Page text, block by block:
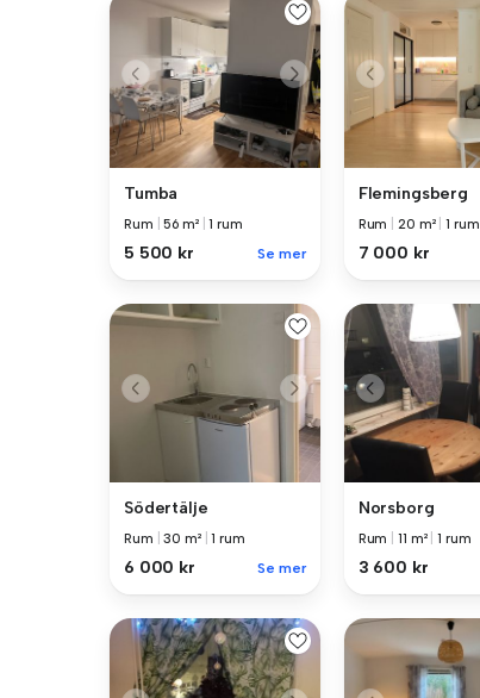
Tumba
Rum |56 m² |1 rum
5 500 kr Se mer
Flemingsberg
Rum 20 m² |1 rum
7 000 kr
Södertälje
Rum |30 m² |1 rum
6 000 kr Se mer
Norsborg
Rum 11 m² |1 rum
3 600 kr